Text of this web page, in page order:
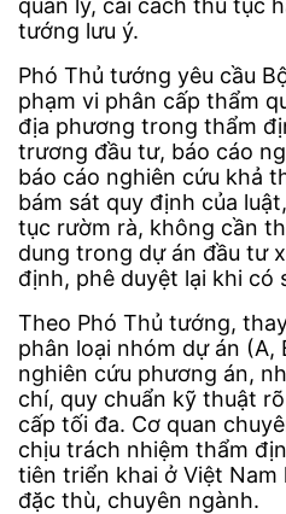
tướng lưu ý.
Phó Thủ tướng yêu cầu
phạm vi phân cấp thẩm
địa phương trong thẩm
trương đầu tư, báo cáo
báo cáo nghiên cứu khả
bám sát quy định của
tục rườm rà, không cần
dung trong dự án đầu tư
định, phê duyệt lại khi có
Theo Phó Thủ tướng,
phân loại nhóm dự án (A,
nghiên cứu phương án,
chí, quy chuẩn kỹ thuật
cấp tối đa. Cơ quan
chịu trách nhiệm thẩm
tiên triển khai ở Việt
đặc thù, chuyên ngành.